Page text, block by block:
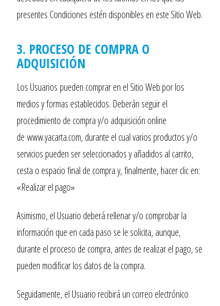
presentes Condiciones estén disponibles en este Sitio Web.
3. PROCESO DE COMPRA O
ADQUISICIÓN
Los Usuarios pueden comprar en el Sitio Web por los
medios y formas establecidos. Deberán seguir el
procedimiento de compra y/o adquisición online
de www.yacarta.com, durante el cual varios productos y/o
servicios pueden ser seleccionados y añadidos al carrito,
cesta o espacio final de compra y, finalmente, hacer clic en:
«Realizar el pago»
Asimismo, el Usuario deberá rellenar y/o comprobar la
información que en cada paso se le solicita, aunque,
durante el proceso de compra, antes de realizar el pago, se
pueden modificar los datos de la compra.
Seguidamente, el Usuario recibirá un correo electrónico